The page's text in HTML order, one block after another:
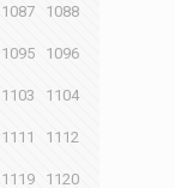
1087 1088
1095 1096
1103 1104
1111 1112
1119 1120